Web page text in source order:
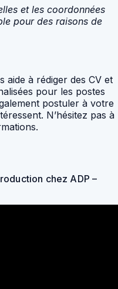
et les coordonnées
pour des raisons de
aide à rédiger des CV et
pour les postes
postuler à votre
N’hésitez pas à
chez ADP –